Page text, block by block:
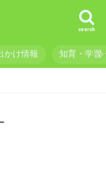
search
かけ情報 知育・学習